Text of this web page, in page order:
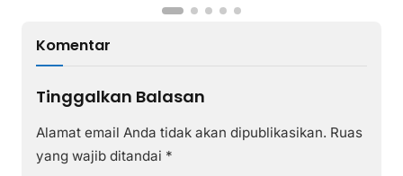
Komentar
Tinggalkan Balasan
Alamat email Anda tidak akan dipublikasikan. Ruas
yang wajib ditandai *